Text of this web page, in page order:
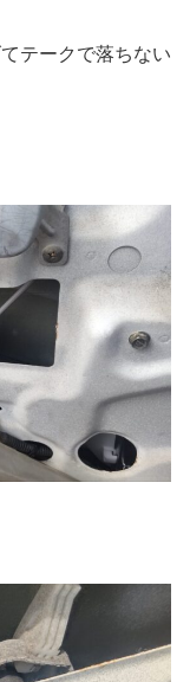
テークで落ちない